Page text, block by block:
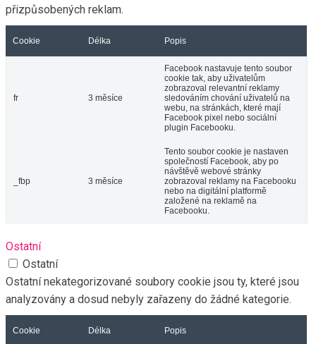
přizpůsobených reklam.
Cookie Délka Popis
fr 3 měsíce
Facebook nastavuje tento soubor
cookie tak, aby uživatelům
zobrazoval relevantní reklamy
sledováním chování uživatelů na
webu, na stránkách, které mají
Facebook pixel nebo sociální
plugin Facebooku.
_fbp 3 měsíce
Tento soubor cookie je nastaven
společností Facebook, aby po
návštěvě webové stránky
zobrazoval reklamy na Facebooku
nebo na digitální platformě
založené na reklamě na
Facebooku.
Ostatní
Ostatní
Ostatní nekategorizované soubory cookie jsou ty, které jsou
analyzovány a dosud nebyly zařazeny do žádné kategorie.
Cookie Délka Popis